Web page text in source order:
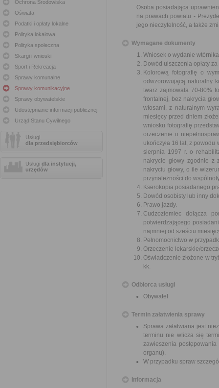
Ochrona Środowiska
Oświata
Podatki i opłaty lokalne
Polityka lokalowa
Polityka społeczna
Skargi i wnioski
Sport i Rekreacja
Sprawy komunalne
Sprawy komunikacyjne
Sprawy obywatelskie
Udostępnianie informacji publicznej
Urząd Stanu Cywilnego
Usługi
dla przedsiębiorców
Usługi dla instytucji,
urzędów
Osoba posiadająca
na prawach powiatu -
jego nieczytelność, a także
Wymagane dokumenty
Wniosek o wydanie
Dowód uiszczenia opłaty
Kolorową fotografię o
odwzorowującą naturalny
twarz zajmowała 70-80%
frontalnej, bez nakrycia
włosami, z naturalnym
miesięcy przed dniem
wniosku fotografię
orzeczenie o
ukończyła 16 lat, z
sierpnia 1997 r. o
nakrycie głowy zgodnie z
nakryciu głowy, o ile
przynależności do
Kserokopia posiadanego
Dowód osobisty lub inny
Prawo jazdy.
Cudzoziemiec dołącza
potwierdzającego
najmniej od sześciu
Pełnomocnictwo w
Orzeczenie lekarskie/
Oświadczenie złożone w
kk.
Odbiorca usługi
Obywatel
Termin załatwienia sprawy
Sprawa załatwiana jest
terminu nie wlicza się
zawieszenia
organu).
W przypadku spraw
Informacja